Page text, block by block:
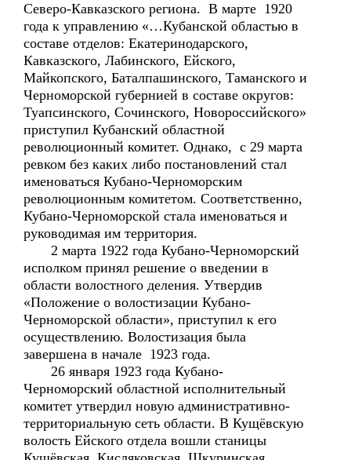
Северо-Кавказского региона. В марте 1920
года к управлению «…Кубанской областью в
составе отделов: Екатеринодарского,
Кавказского, Лабинского, Ейского,
Майкопского, Баталпашинского, Таманского и
Черноморской губернией в составе округов:
Туапсинского, Сочинского, Новороссийского»
приступил Кубанский областной
революционный комитет. Однако, с 29 марта
ревком без каких либо постановлений стал
именоваться Кубано-Черноморским
революционным комитетом. Соответственно,
Кубано-Черноморской стала именоваться и
руководимая им территория.
2 марта 1922 года Кубано-Черноморский
исполком принял решение о введении в
области волостного деления. Утвердив
«Положение о волостизации Кубано-
Черноморской области», приступил к его
осуществлению. Волостизация была
завершена в начале 1923 года.
26 января 1923 года Кубано-
Черноморский областной исполнительный
комитет утвердил новую административно-
территориальную сеть области. В Кущёвскую
волость Ейского отдела вошли станицы